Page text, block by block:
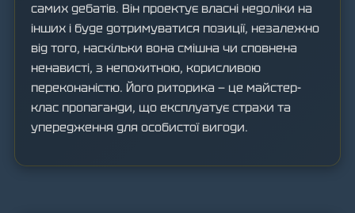
самих дебатів. Він проектує власні недоліки на
інших і буде дотримуватися позиції, незалежно
від того, наскільки вона смішна чи сповнена
ненависті, з непохитною, корисливою
переконаністю. Його риторика — це майстер-
клас пропаганди, що експлуатує страхи та
упередження для особистої вигоди.